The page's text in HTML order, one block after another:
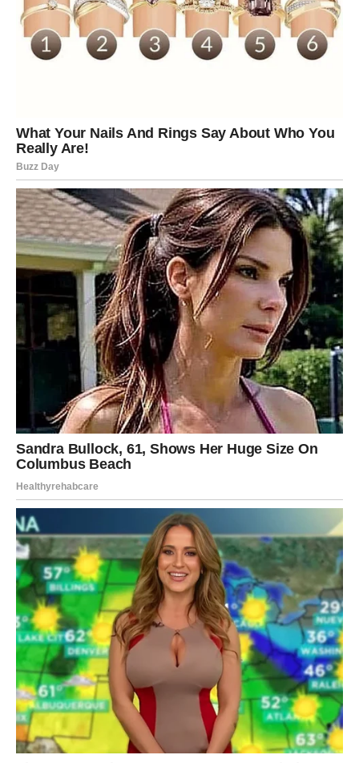
Šta donosi nedelja?
Neočekivano priznanje.
Ljubav kroz reči, dopisivanje i spontani susret.
Blizanci u vezi razrešavaju nešto što ih je opterećivalo.
Slobodni Blizanci ulaze u period pojačanog flerta — neko
vas čita bolje nego iko pre.
Poruka nedelje:
Ne plašite se istine — ona je vaš ključ za slobodu.
RAK
Nedelja emotivnih otvara i sudbinskih poruka
Rak ulazi u nedelju velike intuicije. Snove treba zapisivati,
signale posmatrati, jer Univerzum vam šalje znakove kroz
ljude, rečenice, čak i slučajne susrete. Osećaćete se
nežnije, dublje i povezanije sa sobom.
Šta donosi nedelja?
Poruka koja vraća nadu.
Emotivni razgovor koji otvara novo poglavlje.
Olakšanje u vezi posla ili finansija.
Jača zaštita — kao da vas nešto vodi i čuva.